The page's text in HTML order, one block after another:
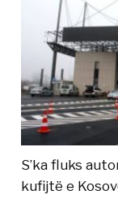
S’ka fluks
kufijtë e